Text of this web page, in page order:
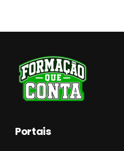
Portais